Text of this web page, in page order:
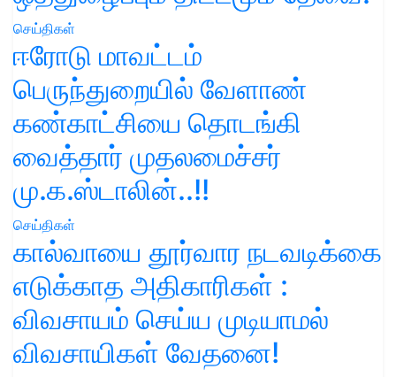
செய்திகள்
ஈரோடு மாவட்டம்
பெருந்துறையில் வேளாண்
கண்காட்சியை தொடங்கி
வைத்தார் முதலமைச்சர்
மு.க.ஸ்டாலின்..!!
செய்திகள்
கால்வாயை தூர்வார நடவடிக்கை
எடுக்காத அதிகாரிகள் :
விவசாயம் செய்ய முடியாமல்
விவசாயிகள் வேதனை!